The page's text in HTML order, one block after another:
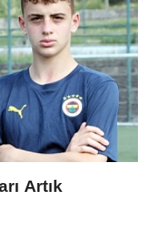
Artık